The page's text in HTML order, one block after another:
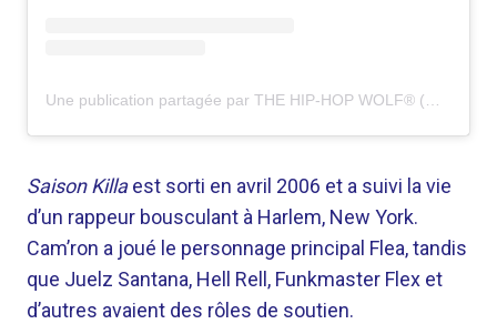
Saison Killaest sorti en avril 2006 et a suivi la vie
d’un rappeur bousculant à Harlem, New York.
Cam’ron a joué le personnage principal Flea, tandis
que Juelz Santana, Hell Rell, Funkmaster Flex et
d’autres avaient des rôles de soutien.